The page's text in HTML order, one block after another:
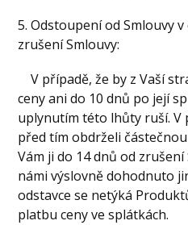
5. Odstoupení od Smlouvy
zrušení Smlouvy:
V případě, že by z Vaší
ceny ani do 10 dnů po její
uplynutím této lhůty ruší. V
před tím obdrželi
Vám ji do 14 dnů od
námi výslovně dohodnuto
odstavce se netýká
platbu ceny ve splátkách.